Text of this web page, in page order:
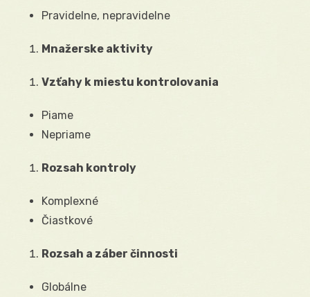
Pravidelne, nepravidelne
Mnažerske aktivity
Vzťahy k miestu kontrolovania
Piame
Nepriame
Rozsah kontroly
Komplexné
Čiastkové
Rozsah a záber činnosti
Globálne